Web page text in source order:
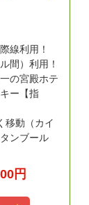
線利用！
間）利用！
の宮殿ホテ
ー【指
移動（カイ
ンブール
円